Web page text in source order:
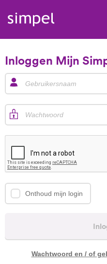
Inloggen Mijn
Onthoud mijn login
Wachtwoord en / of